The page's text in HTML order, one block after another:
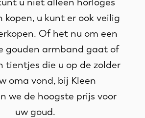
kopen, u kunt er ook veilig
Of het nu om een
gouden armband gaat of
tientjes die u op de zolder
oma vond, bij Kleen
we de hoogste prijs voor
uw goud.